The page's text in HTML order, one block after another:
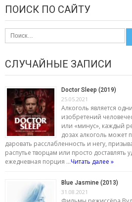
ПОИСК ПО САЙТУ
Найти:
СЛУЧАЙНЫЕ ЗАПИСИ
Doctor Sleep (2019)
25.05.2021
Алкоголь является
изобретений
или «минус», каждый
дозах алкоголь может
даровать расслабленность и негу,
распутье творцам или просто доставлять
ежедневная порция …Читать далее »
Blue Jasmine (2013)
31.08.2021